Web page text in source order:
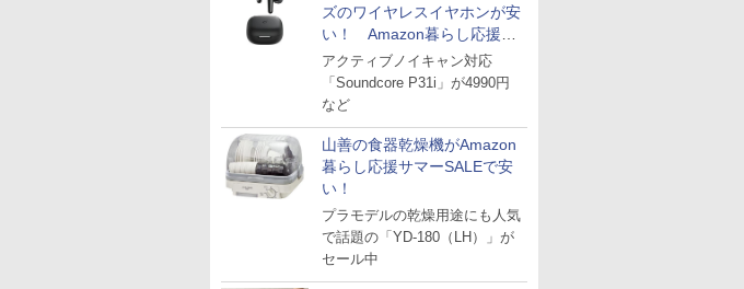
ズのワイヤレスイヤホンが安
い！ Amazon暮らし応援サ
マーSALE
アクティブノイキャン対応
「Soundcore P31i」が4990円
など
山善の食器乾燥機がAmazon
暮らし応援サマーSALEで安
い！
プラモデルの乾燥用途にも人気
で話題の「YD-180（LH）」が
セール中